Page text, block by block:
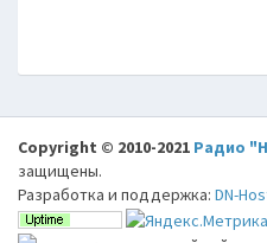
Copyright © 2010-2021 Радио
защищены.
Разработка и поддержка: DN-